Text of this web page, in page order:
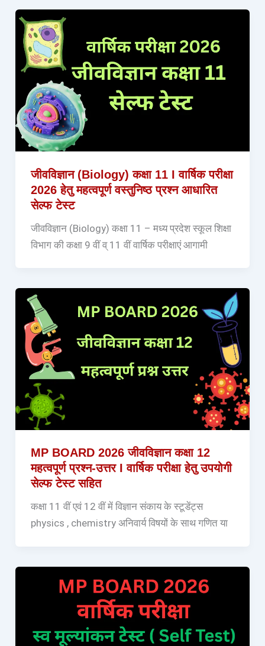
जीवविज्ञान (Biology) कक्षा 11 I वार्षिक परीक्षा
2026 हेतु महत्वपूर्ण वस्तुनिष्ठ प्रश्न आधारित
सेल्फ टेस्ट
जीवविज्ञान (Biology) कक्षा 11 – मध्य प्रदेश स्कूल शिक्षा
विभाग की कक्षा 9 वीं व् 11 वीं वार्षिक परीक्षाएं आगामी
MP BOARD 2026 जीवविज्ञान कक्षा 12
महत्वपूर्ण प्रश्न-उत्तर I वार्षिक परीक्षा हेतु उपयोगी
सेल्फ टेस्ट सहित
कक्षा 11 वीं एवं 12 वीं में विज्ञान संकाय के स्टूडेंट्स
physics , chemistry अनिवार्य विषयों के साथ गणित या